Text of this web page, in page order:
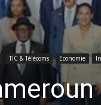
TIC & Télécoms Economie